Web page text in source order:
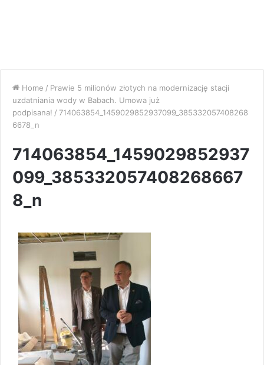
Home / Prawie 5 milionów złotych na modernizację stacji
uzdatniania wody w Babach. Umowa już
podpisana! / 714063854_1459029852937099_385332057408268
6678_n
714063854_1459029852937
099_385332057408268667
8_n